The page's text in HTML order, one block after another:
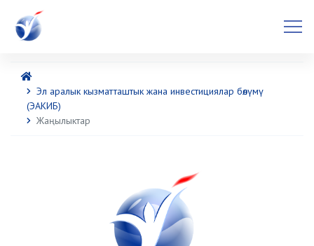
Эл аралык кызматташтык жана инвестициялар бөлүмү
(ЭАКИБ)
Жаңылыктар